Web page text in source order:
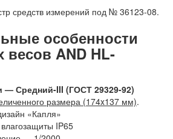
средств измерений под № 36123-08.
особенности
AND HL-
— Средний-III (ГОСТ 29329-92)
размера (174x137 мм).
«Капля»
IP65